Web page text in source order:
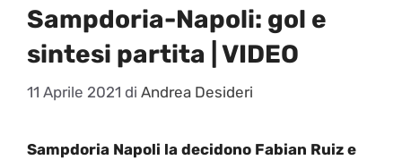
Sampdoria-Napoli: gol e
sintesi partita | VIDEO
11 Aprile 2021 di Andrea Desideri
Sampdoria Napoli la decidono Fabian Ruiz e